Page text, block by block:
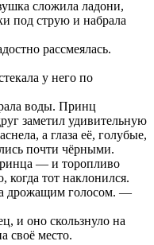
сложила ладони,
под струю и набрала
рассмеялась.
у него по
воды. Принц
заметил удивительную
а глаза её, голубые,
почти чёрными.
— и торопливо
когда тот наклонился.
дрожащим голосом. —
и оно скользнуло на
своё место.